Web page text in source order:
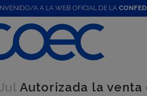
A A LA WEB OFICIAL DE LA
Autorizada la